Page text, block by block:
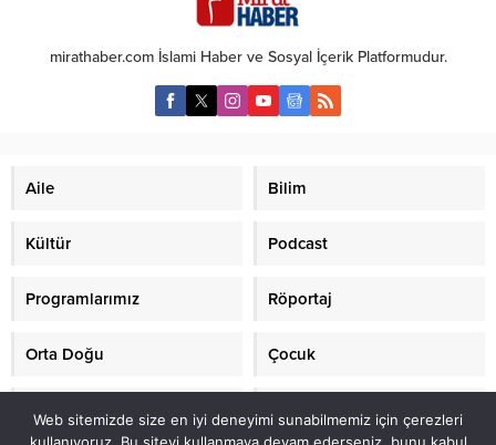
olmasından dolayı hayal kırıklığına
uğradığını açıkladı. NATO Zirvesi
sonrası düzenlenen basın
toplantısında Biden, ABD
sorusu...
mirathaber.com İslami Haber ve Sosyal İçerik Platformudur.
Aile Bilim
Kültür Podcast
Programlarımız Röportaj
Orta Doğu Çocuk
Mirat TV Makaleler
Web sitemizde size en iyi deneyimi sunabilmemiz için çerezleri